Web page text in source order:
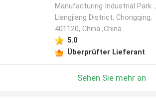
Manufacturing Industrial Park，
Liangjiang District, Chongqing,
401120, China ,China
5.0
Überprüfter Lieferant
Sehen Sie mehr an